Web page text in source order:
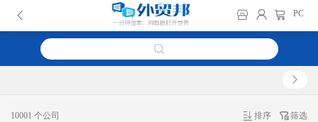
PC
10001 个公司 排序 筛选